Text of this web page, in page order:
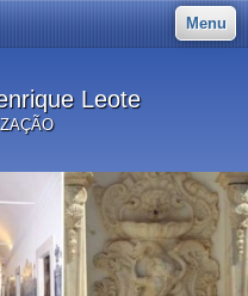
Menu
Leote